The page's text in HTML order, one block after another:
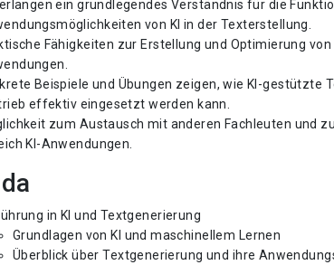
ein grundlegendes Verständnis für die
von KI in der Texterstellung.
Fähigkeiten zur Erstellung und Optimierung
Beispiele und Übungen zeigen, wie KI-gestützte
effektiv eingesetzt werden kann.
zum Austausch mit anderen Fachleuten und
KI-Anwendungen.
in KI und Textgenerierung
Grundlagen von KI und maschinellem Lernen
Überblick über Textgenerierung und ihre